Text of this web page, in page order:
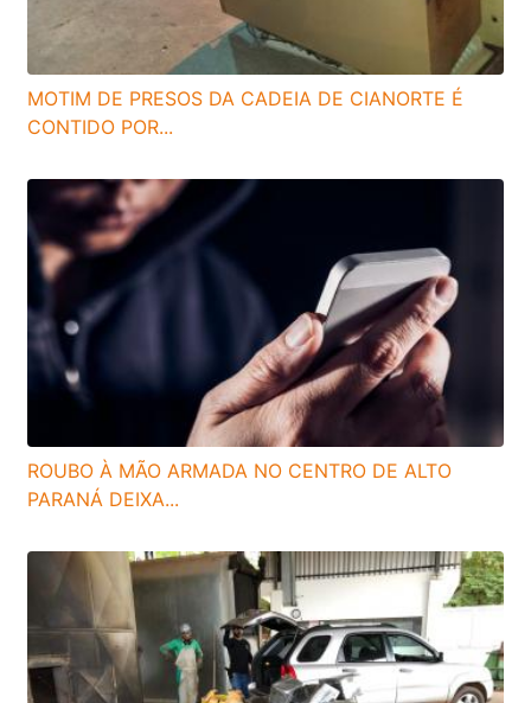
MOTIM DE PRESOS DA CADEIA DE CIANORTE É
CONTIDO POR...
ROUBO À MÃO ARMADA NO CENTRO DE ALTO
PARANÁ DEIXA...